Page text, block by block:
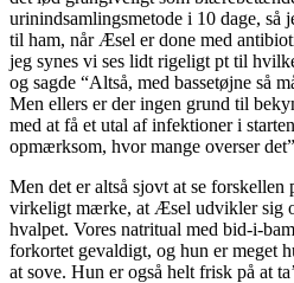
urinindsamlingsmetode i 10 dage, så
til ham, når Æsel er done med
jeg synes vi ses lidt rigeligt pt til
og sagde “Altså, med bassetøjne så
Men ellers er der ingen grund til
med at få et utal af infektioner i
opmærksom, hvor mange overser
Men det er altså sjovt at se forskellen
virkeligt mærke, at Æsel udvikler sig
hvalpet. Vores natritual med bid-i-
forkortet gevaldigt, og hun er meget
at sove. Hun er også helt frisk på at